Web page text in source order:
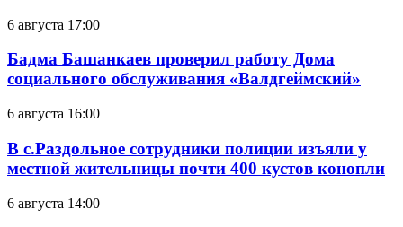
6 августа 17:00
Бадма Башанкаев проверил работу Дома
социального обслуживания «Валдгеймский»
6 августа 16:00
В с.Раздольное сотрудники полиции изъяли у
местной жительницы почти 400 кустов конопли
6 августа 14:00